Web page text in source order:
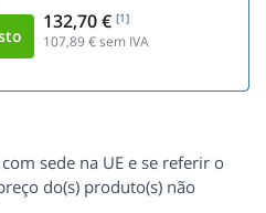
132,70 € [1]
107,89€ sem IVA
sede na UE e se referir o
do(s) produto(s) não